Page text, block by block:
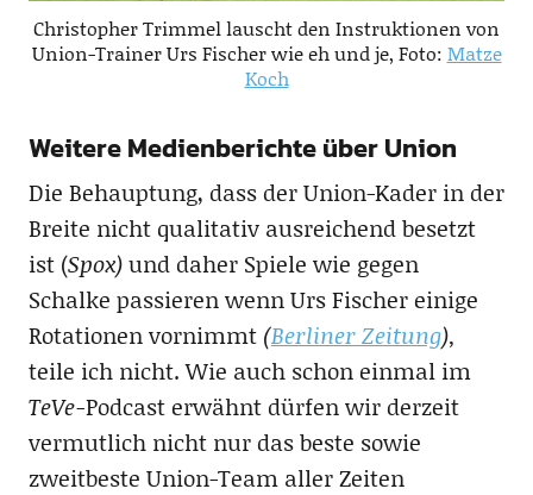
Christopher Trimmel lauscht den Instruktionen von
Union-Trainer Urs Fischer wie eh und je, Foto: Matze
Koch
Weitere Medienberichte über Union
Die Behauptung, dass der Union-Kader in der
Breite nicht qualitativ ausreichend besetzt
ist (Spox)und daher Spiele wie gegen
Schalke passieren wenn Urs Fischer einige
Rotationen vornimmt (Berliner Zeitung),
teile ich nicht. Wie auch schon einmal im
TeVe-Podcast erwähnt dürfen wir derzeit
vermutlich nicht nur das beste sowie
zweitbeste Union-Team aller Zeiten